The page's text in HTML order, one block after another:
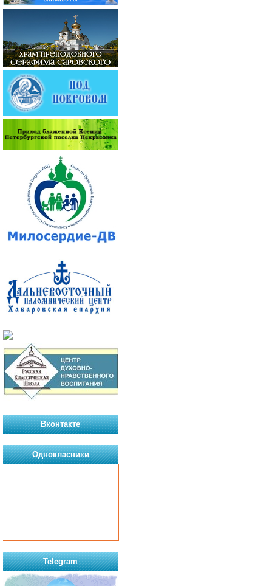
Вконтакте
Однокласники
Telegram